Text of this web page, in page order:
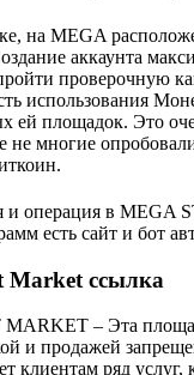
на MEGA
аккаунта
проверочную
использования
ей площадок. Это
не многие
и операция в MEGA
есть сайт и бот
Market ссылка
– Эта
и продажей
клиентам ряд услуг,